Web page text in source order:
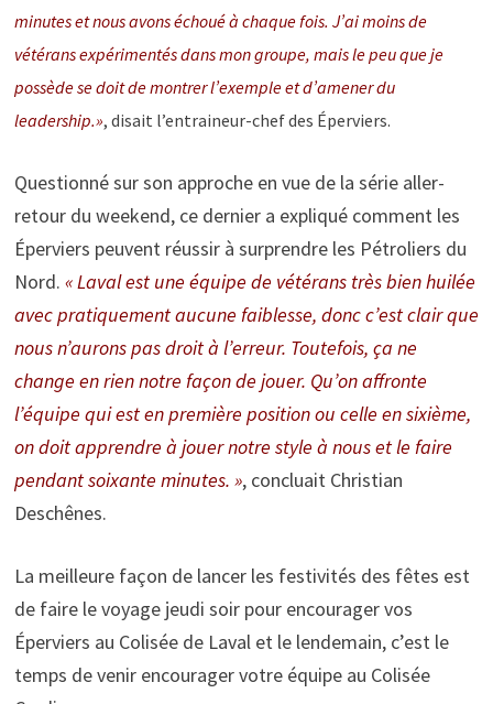
minutes et nous avons échoué à chaque fois. J’ai moins de
vétérans expérimentés dans mon groupe, mais le peu que je
possède se doit de montrer l’exemple et d’amener du
leadership.», disait l’entraineur-chef des Éperviers.
Questionné sur son approche en vue de la série aller-
retour du weekend, ce dernier a expliqué comment les
Éperviers peuvent réussir à surprendre les Pétroliers du
Nord. « Laval est une équipe de vétérans très bien huilée
avec pratiquement aucune faiblesse, donc c’est clair que
nous n’aurons pas droit à l’erreur. Toutefois, ça ne
change en rien notre façon de jouer. Qu’on affronte
l’équipe qui est en première position ou celle en sixième,
on doit apprendre à jouer notre style à nous et le faire
pendant soixante minutes. », concluait Christian
Deschênes.
La meilleure façon de lancer les festivités des fêtes est
de faire le voyage jeudi soir pour encourager vos
Éperviers au Colisée de Laval et le lendemain, c’est le
temps de venir encourager votre équipe au Colisée